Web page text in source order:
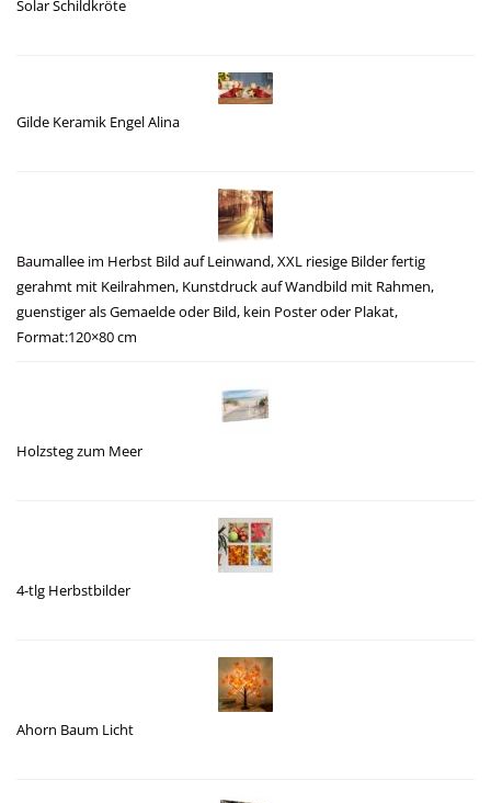
Solar Schildkröte
Gilde Keramik Engel Alina
Baumallee im Herbst Bild auf Leinwand, XXL riesige Bilder fertig
gerahmt mit Keilrahmen, Kunstdruck auf Wandbild mit Rahmen,
guenstiger als Gemaelde oder Bild, kein Poster oder Plakat,
Format:120×80 cm
Holzsteg zum Meer
4-tlg Herbstbilder
Ahorn Baum Licht